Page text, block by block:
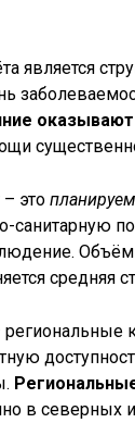
является
это
санитарную
средняя
в северных